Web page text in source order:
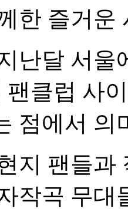
한 즐거운
난달 서
팬클럽 사
점에서 의
지 팬들과
작곡 무대